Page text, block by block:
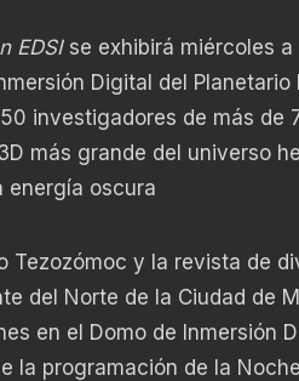
EDSIse exhibirá miércoles a
Digital del Planetario
investigadores de más de
más grande del universo
energía oscura
Tezozómoc y la revista de
del Norte de la Ciudad de
en el Domo de Inmersión
la programación de la